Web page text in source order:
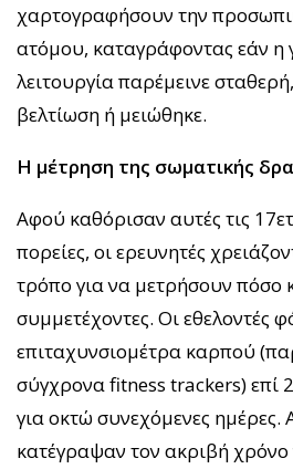
χαρτογραφήσουν την
ατόμου, καταγράφοντας εάν η
λειτουργία παρέμεινε
βελτίωση ή μειώθηκε.
Η μέτρηση της σωματικής
Αφού καθόρισαν αυτές τις
πορείες, οι ερευνητές
τρόπο για να μετρήσουν πόσο
συμμετέχοντες. Οι εθελοντές
επιταχυνσιομέτρα καρπού
σύγχρονα fitness trackers) επί
για οκτώ συνεχόμενες ημέρες.
κατέγραψαν τον ακριβή